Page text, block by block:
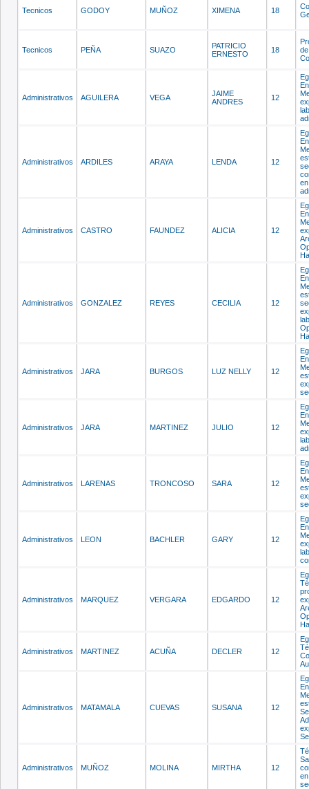
Tecnicos GODOY MUÑOZ XIMENA 18
Tecnicos PEÑA SUAZO
PATRICIO
ERNESTO
18
de
Administrativos AGUILERA VEGA
JAIME
ANDRES
12
Administrativos ARDILES ARAYA LENDA 12
Administrativos CASTRO FAUNDEZ ALICIA 12
Administrativos GONZALEZ REYES CECILIA 12
Administrativos JARA BURGOS LUZ NELLY 12
Administrativos JARA MARTINEZ JULIO 12
Administrativos LARENAS TRONCOSO SARA 12
Administrativos LEON BACHLER GARY 12
Administrativos MARQUEZ VERGARA EDGARDO 12
Administrativos MARTINEZ ACUÑA DECLER 12
Administrativos MATAMALA CUEVAS SUSANA 12
Administrativos MUÑOZ MOLINA MIRTHA 12